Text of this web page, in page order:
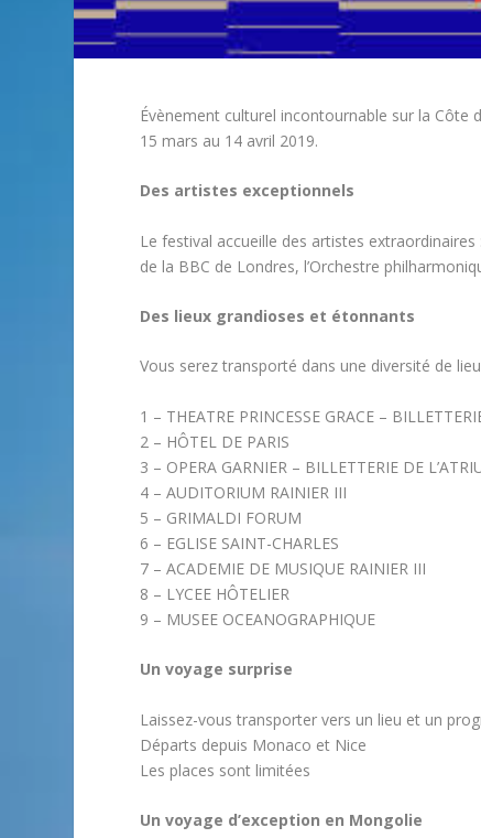
Évènement culturel incontournable sur la Côte
15 mars au 14 avril 2019.
Des artistes exceptionnels
Le festival accueille des artistes extraordinaires
de la BBC de Londres, l’Orchestre
Des lieux grandioses et étonnants
Vous serez transporté dans une diversité de
1 – THEATRE PRINCESSE GRACE –
2 – HÔTEL DE PARIS
3 – OPERA GARNIER – BILLETTERIE DE
4 – AUDITORIUM RAINIER III
5 – GRIMALDI FORUM
6 – EGLISE SAINT-CHARLES
7 – ACADEMIE DE MUSIQUE RAINIER III
8 – LYCEE HÔTELIER
9 – MUSEE OCEANOGRAPHIQUE
Un voyage surprise
Laissez-vous transporter vers un lieu et un
Départs depuis Monaco et Nice
Les places sont limitées
Un voyage d’exception en Mongolie